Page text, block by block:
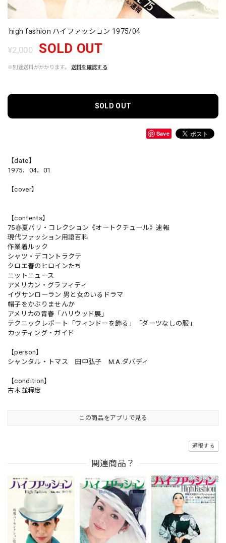
high fashion ハイファッション 1975/04
¥2,000 SOLD OUT
※別途送料がかかります。 送料を確認する
SOLD OUT
Save
【date】
1975．04．01
【cover】
【contents】
75春夏パリ・コレクション《オートクチュール》速報
現代ファッション用語百科
作業着ルック
シャツ・デコントラクテ
クロエ春のヒロインたち
ニットニュース
アメリカン・グラフィティ
イヴサンローラン 男と女のいるドラマ
帽子をかぶりませんか
アメリカの青春「ハリウッド展」
テクニックレポート「ウィンドーを飾る」「ダーツなしの服」
カッティング・ガイド
【person】
シャンタル・トマス 田中弘子 M.A.ダバディ
【condition】
古本並程度
この商品をアプリで見る
通報する
関連商品？